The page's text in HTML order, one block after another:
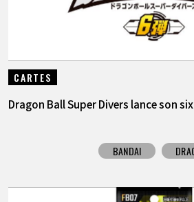
CARTES
Dragon Ball Super Divers lance son
BANDAI